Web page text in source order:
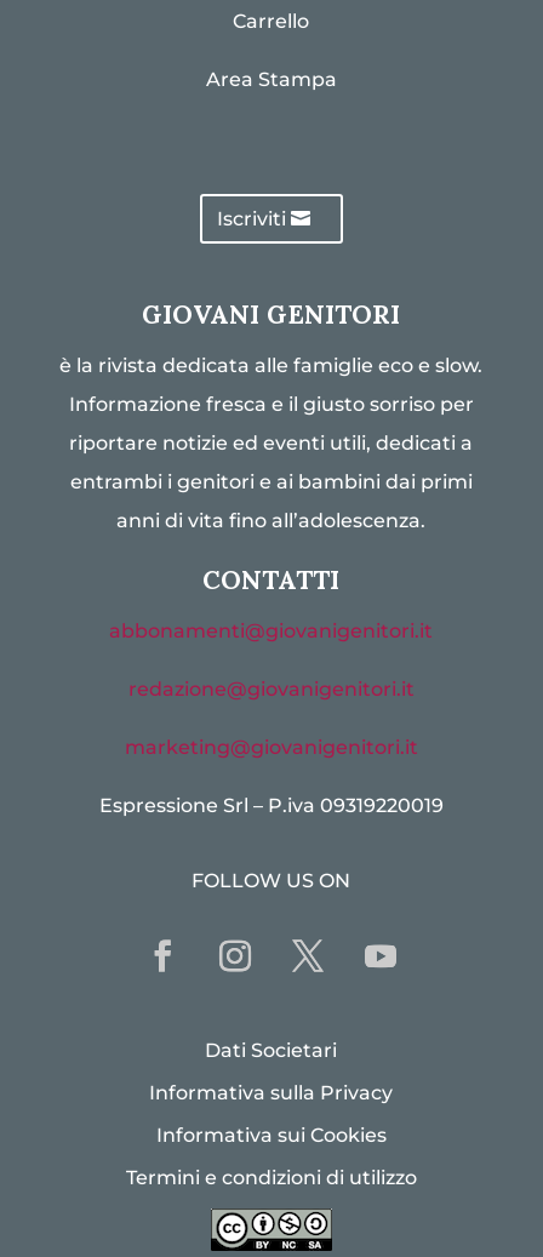
Carrello
Area Stampa
Iscriviti
GIOVANI GENITORI
è la rivista dedicata alle famiglie eco e slow.
Informazione fresca e il giusto sorriso per
riportare notizie ed eventi utili, dedicati a
entrambi i genitori e ai bambini dai primi
anni di vita fino all’adolescenza.
CONTATTI
abbonamenti@giovanigenitori.it
redazione@giovanigenitori.it
marketing@giovanigenitori.it
Espressione Srl – P.iva 09319220019
FOLLOW US ON
Dati Societari
Informativa sulla Privacy
Informativa sui Cookies
Termini e condizioni di utilizzo